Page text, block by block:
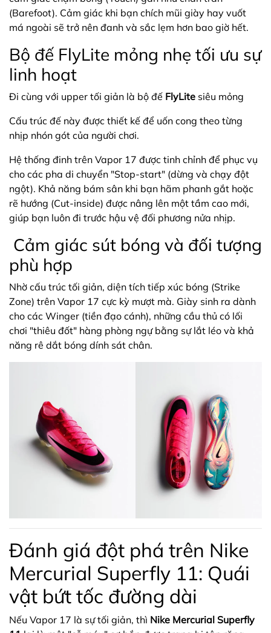
(Barefoot). Cảm giác khi bạn chích mũi giày hay vuốt
má ngoài sẽ trở nên đanh và sắc lẹm hơn bao giờ hết.
Bộ đế FlyLite mỏng nhẹ tối ưu sự
linh hoạt
Đi cùng với upper tối giản là bộ đế FlyLite siêu mỏng
Cấu trúc đế này được thiết kế để uốn cong theo từng
nhịp nhón gót của người chơi.
Hệ thống đinh trên Vapor 17 được tinh chỉnh để phục vụ
cho các pha di chuyển "Stop-start" (dừng và chạy đột
ngột). Khả năng bám sân khi bạn hãm phanh gắt hoặc
rẽ hướng (Cut-inside) được nâng lên một tầm cao mới,
giúp bạn luôn đi trước hậu vệ đối phương nửa nhịp.
Cảm giác sút bóng và đối tượng
phù hợp
Nhờ cấu trúc tối giản, diện tích tiếp xúc bóng (Strike
Zone) trên Vapor 17 cực kỳ mượt mà. Giày sinh ra dành
cho các Winger (tiền đạo cánh), những cầu thủ có lối
chơi "thiêu đốt" hàng phòng ngự bằng sự lắt léo và khả
năng rê dắt bóng dính sát chân.
Đánh giá đột phá trên Nike
Mercurial Superfly 11: Quái
vật bứt tốc đường dài
Nếu Vapor 17 là sự tối giản, thì Nike Mercurial Superfly